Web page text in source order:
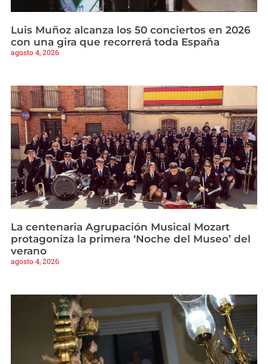
Luis Muñoz alcanza los 50 conciertos en 2026
con una gira que recorrerá toda España
agosto 4, 2026
La centenaria Agrupación Musical Mozart
protagoniza la primera ‘Noche del Museo’ del
verano
agosto 4, 2026